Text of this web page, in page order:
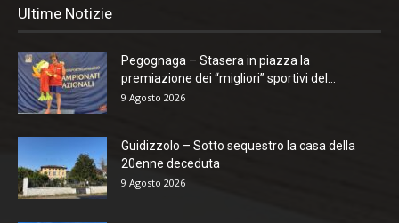
Ultime Notizie
Pegognaga – Stasera in piazza la
premiazione dei “migliori” sportivi del...
9 Agosto 2026
Guidizzolo – Sotto sequestro la casa della
20enne deceduta
9 Agosto 2026